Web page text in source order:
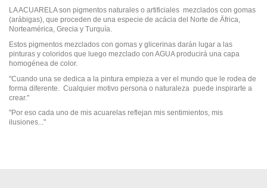
LA ACUARELA son pigmentos naturales o artificiales mezclados con gomas
(arábigas), que proceden de una especie de acácia del Norte de Äfrica,
Norteamérica, Grecia y Turquía.
Estos pigmentos mezclados con gomas y glicerinas darán lugar a las
pinturas y coloridos que luego mezclado con AGUA producirá una capa
homogénea de color.
"Cuando una se dedica a la pintura empieza a ver el mundo que le rodea de
forma diferente. Cualquier motivo persona o naturaleza puede inspirarte a
crear."
"Por eso cada uno de mis acuarelas reflejan mis sentimientos, mis
ilusiones..."